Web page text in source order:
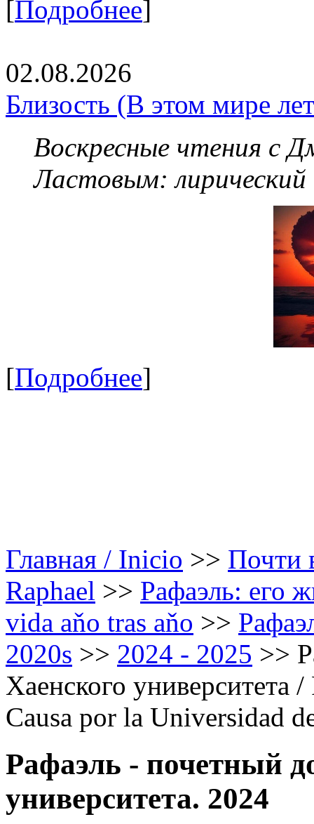
[Подробнее]
02.08.2026
Близость (В этом мире
Воскресные чтения с
Ластовым:
[Подробнее]
Главная / Inicio >> Почти
Raphael >> Рафаэль: его
vida aňo tras aňo >>
2020s >> 2024 - 2025 >>
Хаенского университета
Causa por la Universidad
Рафаэль - почетный
университета. 2024